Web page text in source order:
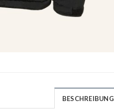
BESCHREIBUNG